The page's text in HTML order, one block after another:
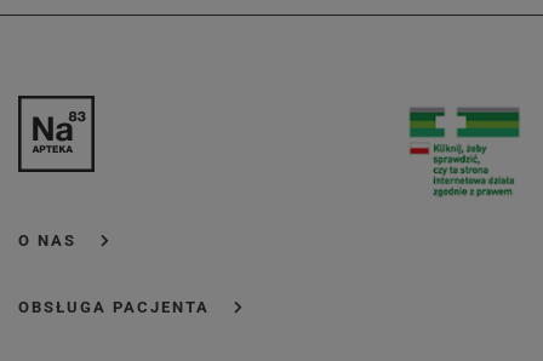
O NAS
OBSŁUGA PACJENTA